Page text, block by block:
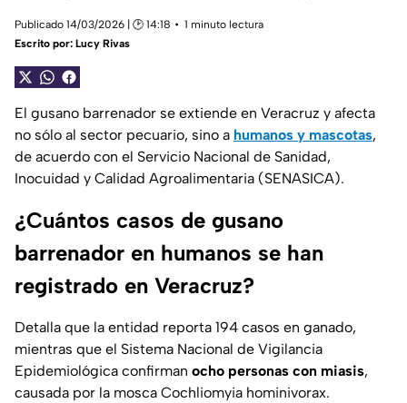
Publicado 14/03/2026 | 🕑 14:18
1 minuto lectura
Escrito por: Lucy Rivas
El gusano barrenador se extiende en Veracruz y afecta
no sólo al sector pecuario, sino a humanos y mascotas,
de acuerdo con el Servicio Nacional de Sanidad,
Inocuidad y Calidad Agroalimentaria (SENASICA).
¿Cuántos casos de gusano
barrenador en humanos se han
registrado en Veracruz?
Detalla que la entidad reporta 194 casos en ganado,
mientras que el Sistema Nacional de Vigilancia
Epidemiológica confirman ocho personas con miasis,
causada por la mosca Cochliomyia hominivorax.